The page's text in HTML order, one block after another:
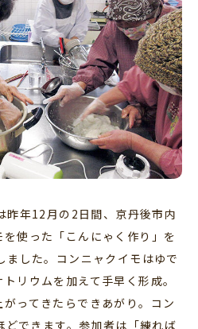
年12月の2日間、京丹後市内
使った「こんにゃく作り」を
した。コンニャクイモはゆで
リウムを加えて手早く形成。
ってきたらできあがり。コン
できます。参加者は「練れば